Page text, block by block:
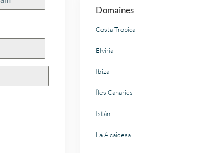
Domaines
Costa Tropical
Elviria
Ibiza
Îles Canaries
Istán
La Alcaidesa